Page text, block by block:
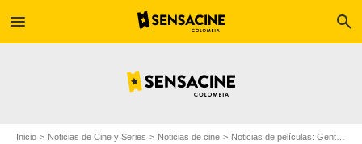
menu search
Inicio Noticias de Cine y Series Noticias de cine Noticias de películas: Gente